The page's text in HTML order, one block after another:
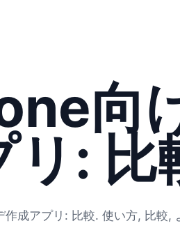
向
リ: 比
作成アプリ: 比較. 使い方, 比較,